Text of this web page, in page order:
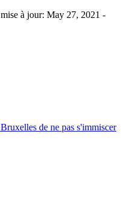
à jour: May 27, 2021 -
de ne pas s'immiscer